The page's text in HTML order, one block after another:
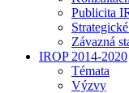
Publicita
Závazná
IROP 2014-2020
Témata
Výzvy